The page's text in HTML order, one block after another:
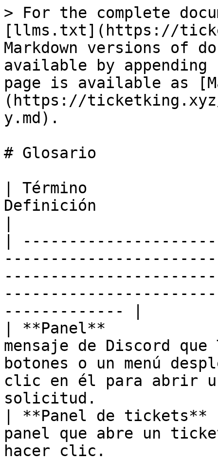
> For the complete
[llms.txt](https://
Markdown versions of
available by
page is available as
(https://
y.md).
# Glosario
| Término
Definición
|
------------- |
| **Panel**
mensaje de Discord
botones o un menú
clic en él para abrir
solicitud.
| **Panel de
panel que abre un
hacer clic.